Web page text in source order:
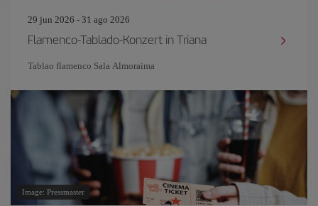
29 jun 2026 - 31 ago 2026
Flamenco-Tablado-Konzert in Triana
Tablao flamenco Sala Almoraima
Image: Pressmaster